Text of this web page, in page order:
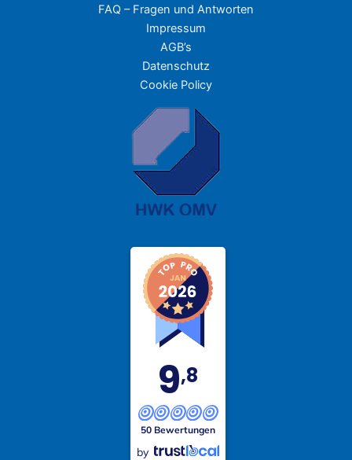
FAQ – Fragen und Antworten
Impressum
AGB’s
Datenschutz
Cookie Policy
9,8
50 Bewertungen
by